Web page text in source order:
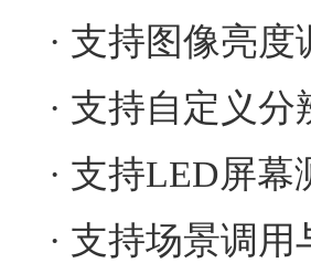
· 支持图像亮
· 支持自定义分
· 支持LED屏
· 支持场景调用